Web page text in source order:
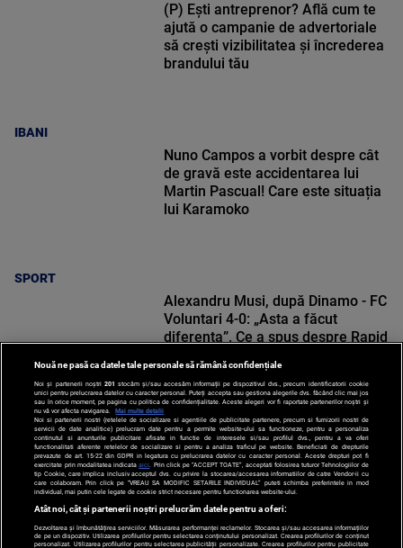
IBANI
(P) Ești antreprenor? Află cum te
ajută o campanie de advertoriale
să crești vizibilitatea și încrederea
brandului tău
SPORT
Nuno Campos a vorbit despre cât
de gravă este accidentarea lui
Martin Pascual! Care este situația
lui Karamoko
SPORT
Alexandru Musi, după Dinamo - FC
Voluntari 4-0: „Asta a făcut
diferența”. Ce a spus despre Rapid
Nouă ne pasă ca datele tale personale să rămână confidențiale
Noi și partenerii noștri 201 stocăm și/sau accesăm informații pe dispozitivul dvs., precum identificatorii cookie
unici pentru prelucrarea datelor cu caracter personal. Puteți accepta sau gestiona alegerile dvs. făcând clic mai jos
sau în orice moment, pe pagina cu politica de confidențialitate. Aceste alegeri vor fi raportate partenerilor noștri și
nu vă vor afecta navigarea.
Mai multe detalii
Noi si partenerii nostri (retelele de socializare si agentiile de publicitate partenere, precum si furnizorii nostri de
servicii de date analitice) prelucram date pentru a permite website-ului sa functioneze, pentru a personaliza
continutul si anunturile publicitare afisate in functie de interesele si/sau profilul dvs., pentru a va oferi
functionalitati aferente retelelor de socializare si pentru a analiza traficul pe website. Beneficiati de drepturile
prevazute de art. 15-22 din GDPR in legatura cu prelucrarea datelor cu caracter personal. Aceste drepturi pot fi
exercitate prin modalitatea indicataaici . Prin click pe “ACCEPT TOATE”, acceptati folosirea tuturor Tehnologiilor de
tip Cookie, care implica inclusiv acceptul dvs. cu privire la stocarea/accesarea informatiilor de catre Vendor-ii cu
care colaboram. Prin click pe “VREAU SA MODIFIC SETARILE INDIVIDUAL” puteti schimba preferintele in mod
individual, mai putin cele legate de cookie strict necesare pentru functionarea website-ului.
Atât noi, cât și partenerii noștri prelucrăm datele pentru a oferi:
Dezvoltarea și îmbunătățirea serviciilor. Măsurarea performanței reclamelor. Stocarea și/sau accesarea informațiilor
de pe un dispozitiv. Utilizarea profilurilor pentru selectarea conținutului personalizat. Crearea profilurilor de conținut
personalizat. Utilizarea profilurilor pentru selectarea publicității personalizate. Crearea profilurilor pentru publicitate